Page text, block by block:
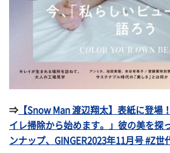
⇒【Snow Man 渡辺翔太】表紙に登場
イレ掃除から始めます。」彼の美を探
ンナップ、GINGER2023年11月号 #Z世